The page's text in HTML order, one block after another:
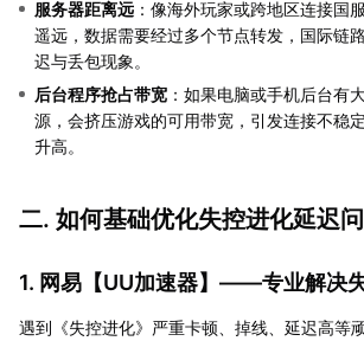
服务器距离远 ：像海外玩家或跨地区连接国
遥远，数据需要经过多个节点转发，国际链
迟与丢包现象。
后台程序抢占带宽 ：如果电脑或手机后台有
源，会挤压游戏的可用带宽，引发连接不稳
升高。
二. 如何基础优化失控进化延迟
1. 网易【UU加速器】——专业解决
遇到《失控进化》严重卡顿、掉线、延迟高等